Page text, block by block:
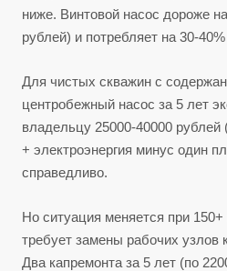
ниже. Винтовой насос дороже
рублей) и потребляет на 30-
Для чистых скважин с
центробежный насос за 5 лет
владельцу 25000-40000 рублей
+ электроэнергия минус один
справедливо.
Но ситуация меняется при
требует замены рабочих узлов
Два капремонта за 5 лет (по